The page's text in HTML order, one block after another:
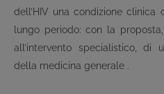
dell’HIV una condizione clinica
lungo periodo: con la
all’intervento specialistico, di
della medicina generale .